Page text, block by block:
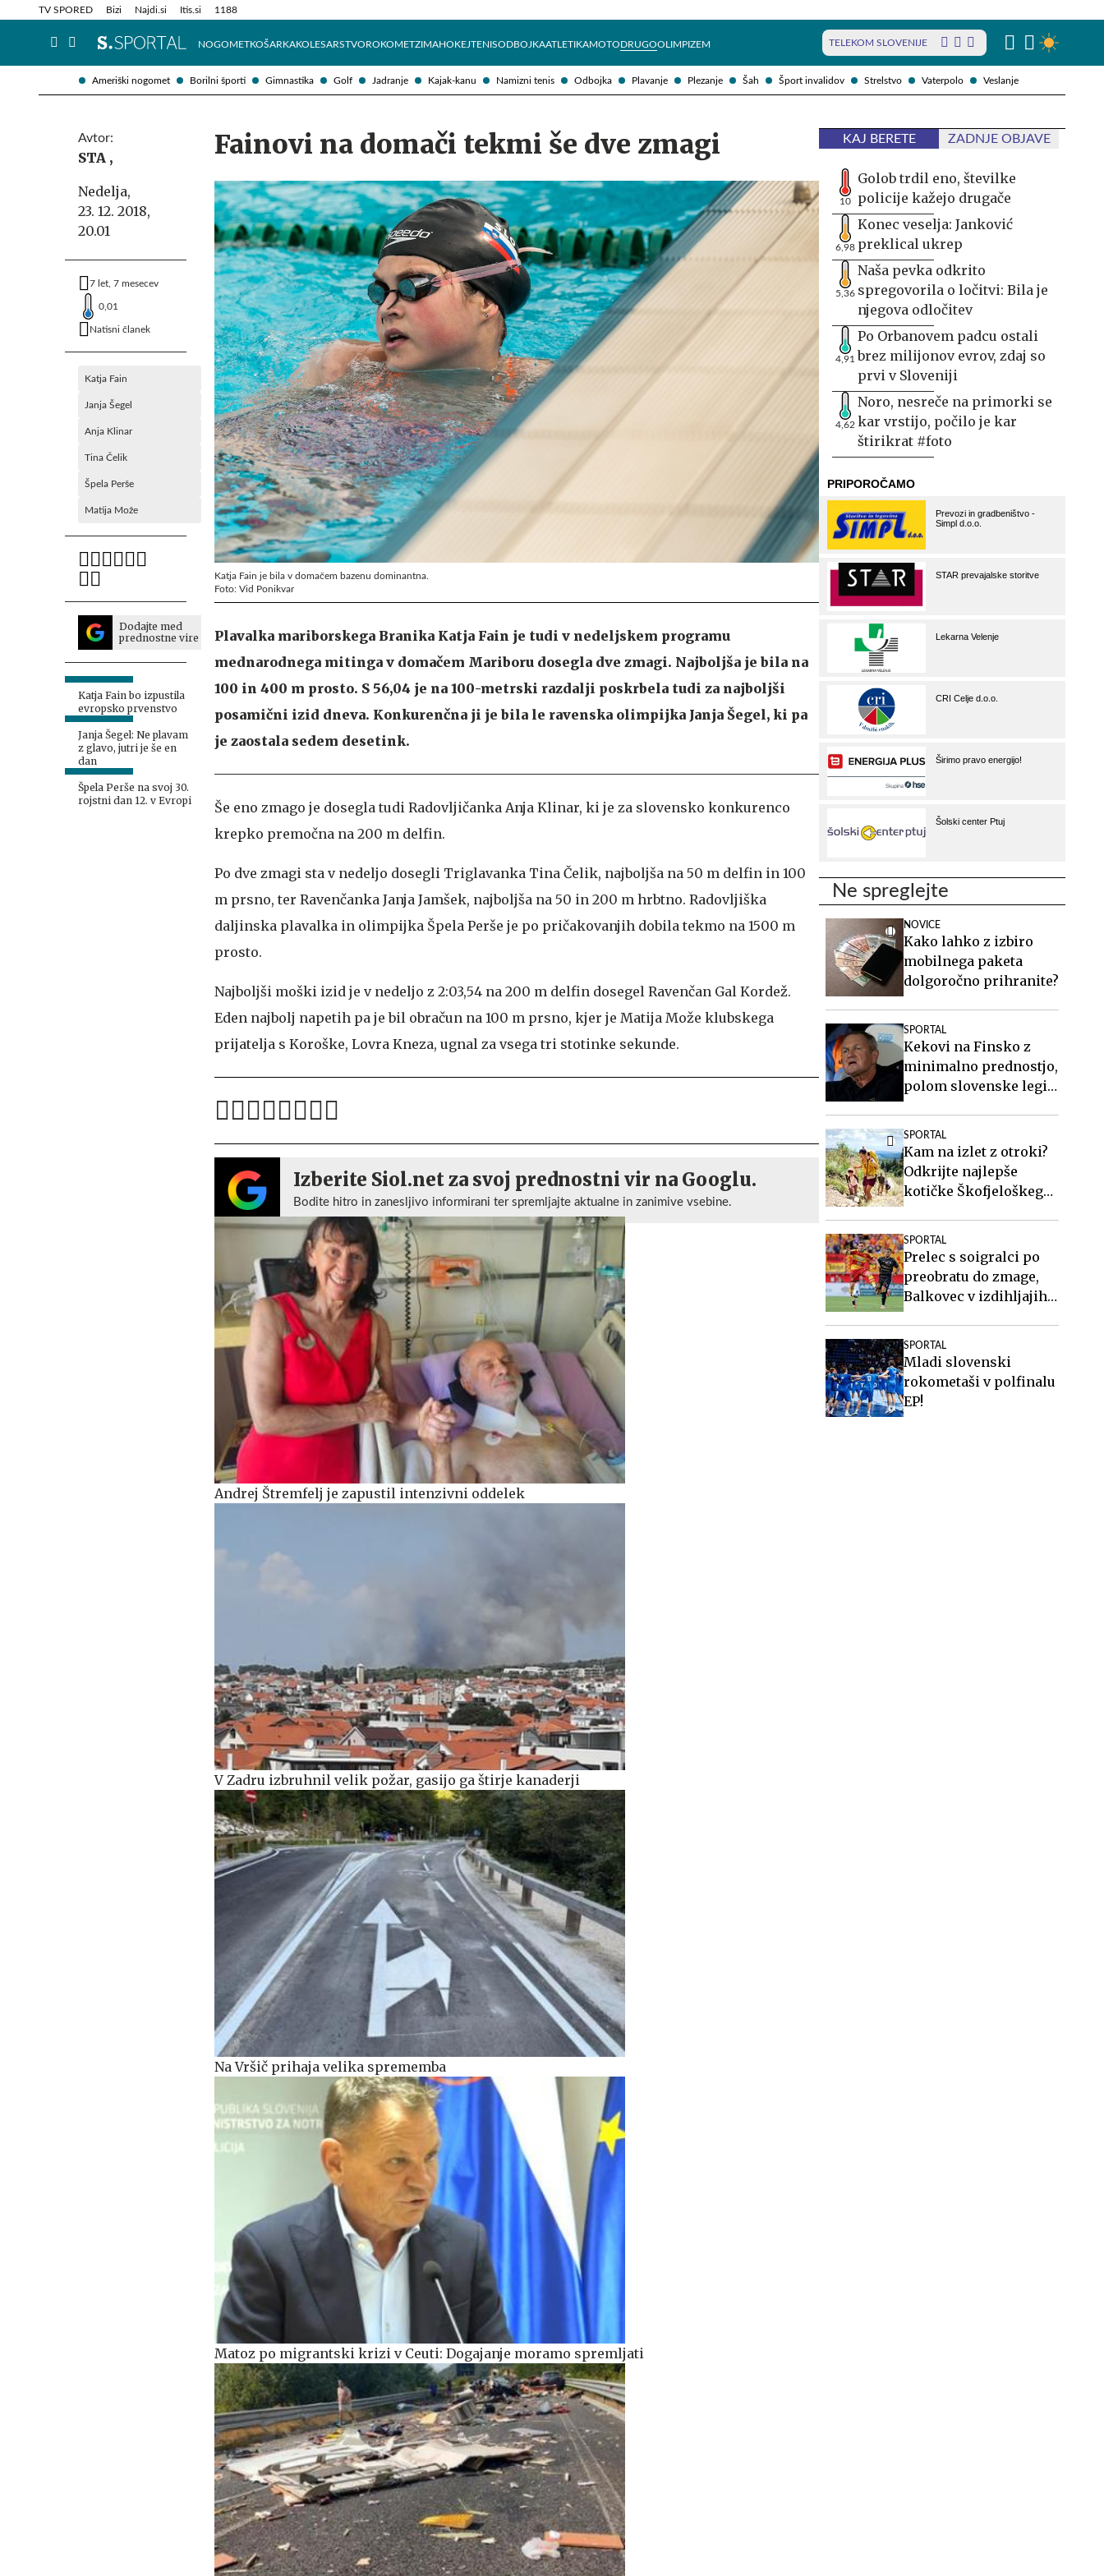
Ameriški nogomet Borilni športi Gimnastika Golf Jadranje Kajak-kanu Namizni tenis Odbojka Plavanje Plezanje Šah Šport invalidov Strelstvo Vaterpolo Veslanje
TV SPORED Bizi Najdi.si Itis.si 1188
NOGOMETKOŠARKAKOLESARSTVOROKOMETZIMAHOKEJTENISODBOJKAATLETIKAMOTODRUGOOLIMPIZEM TELEKOM SLOVENIJE
Info in obvestila Tehnik
Avtor:
STA ,
Nedelja,
23. 12. 2018,
20.01
7 let, 7 mesecev
0,01
Natisni članek
Katja Fain
Janja Šegel
Anja Klinar
Tina Čelik
Špela Perše
Matija Može
Dodajte med
prednostne vire
Katja Fain bo izpustila
evropsko prvenstvo
Janja Šegel: Ne plavam
z glavo, jutri je še en
dan
Špela Perše na svoj 30.
rojstni dan 12. v Evropi
Fainovi na domači tekmi še dve zmagi
Katja Fain je bila v domačem bazenu dominantna.
Foto: Vid Ponikvar
Plavalka mariborskega Branika Katja Fain je tudi v nedeljskem programu
mednarodnega mitinga v domačem Mariboru dosegla dve zmagi. Najboljša je bila na
100 in 400 m prosto. S 56,04 je na 100-metrski razdalji poskrbela tudi za najboljši
posamični izid dneva. Konkurenčna ji je bila le ravenska olimpijka Janja Šegel, ki pa
je zaostala sedem desetink.
Še eno zmago je dosegla tudi Radovljičanka Anja Klinar, ki je za slovensko konkurenco
krepko premočna na 200 m delfin.
Po dve zmagi sta v nedeljo dosegli Triglavanka Tina Čelik, najboljša na 50 m delfin in 100
m prsno, ter Ravenčanka Janja Jamšek, najboljša na 50 in 200 m hrbtno. Radovljiška
daljinska plavalka in olimpijka Špela Perše je po pričakovanjih dobila tekmo na 1500 m
prosto.
Najboljši moški izid je v nedeljo z 2:03,54 na 200 m delfin dosegel Ravenčan Gal Kordež.
Eden najbolj napetih pa je bil obračun na 100 m prsno, kjer je Matija Može klubskega
prijatelja s Koroške, Lovra Kneza, ugnal za vsega tri stotinke sekunde.
Izberite Siol.net za svoj prednostni vir na Googlu.
Bodite hitro in zanesljivo informirani ter spremljajte aktualne in zanimive vsebine.
Andrej Štremfelj je zapustil intenzivni oddelek
V Zadru izbruhnil velik požar, gasijo ga štirje kanaderji
Na Vršič prihaja velika sprememba
Matoz po migrantski krizi v Ceuti: Dogajanje moramo spremljati
KAJ BERETE ZADNJE OBJAVE
10
Golob trdil eno, številke
policije kažejo drugače
6,98
Konec veselja: Janković
preklical ukrep
5,36
Naša pevka odkrito
spregovorila o ločitvi: Bila je
njegova odločitev
4,91
Po Orbanovem padcu ostali
brez milijonov evrov, zdaj so
prvi v Sloveniji
4,62
Noro, nesreče na primorki se
kar vrstijo, počilo je kar
štirikrat #foto
Ne spreglejte
NOVICE
Kako lahko z izbiro
mobilnega paketa
dolgoročno prihranite?
SPORTAL
Kekovi na Finsko z
minimalno prednostjo,
polom slovenske legije
SPORTAL
Kam na izlet z otroki?
Odkrijte najlepše
kotičke Škofjeloškega
SPORTAL
Prelec s soigralci po
preobratu do zmage,
Balkovec v izdihljajih
SPORTAL
Mladi slovenski
rokometaši v polfinalu
EP!